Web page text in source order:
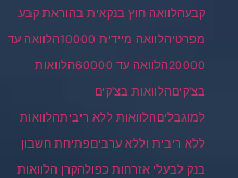
קבעהלוואה חוץ בנקאית בהוראת קבע
מפרטיהלוואה מיידית 10000
הלוואה עד
20000הלוואה עד 60000
הלוואות
בצ'קיםהלוואות בצ'קים
למוגבליםהלוואות ללא ריביתהלוואות
ללא ריבית וללא ערביםפתיחת חשבון
בנק לבעלי אזרחות כפולהקרן הלוואות